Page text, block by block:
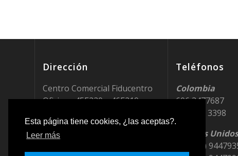
Esta página tiene cookies, ¿las aceptas?.
Leer más
Dirección
Centro Comercial Fiducentro
Oficinas 45E220 y 46E219
Colombia
Teléfonos
Colombia
606 3477687
311 377 3398
Estados Unidos
+1 (786)